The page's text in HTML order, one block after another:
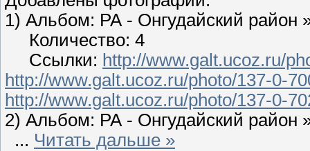
1) Альбом: РА - Онгудайский район
Количество: 4
Ссылки: http://www.galt.ucoz.ru/
http://www.galt.ucoz.ru/photo/137-0-
http://www.galt.ucoz.ru/photo/137-0-
2) Альбом: РА - Онгудайский район
... Читать дальше »